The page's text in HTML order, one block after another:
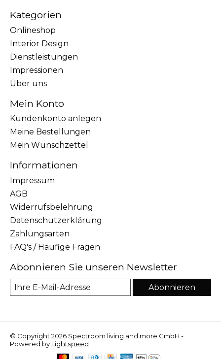
Kategorien
Onlineshop
Interior Design
Dienstleistungen
Impressionen
Über uns
Mein Konto
Kundenkonto anlegen
Meine Bestellungen
Mein Wunschzettel
Informationen
Impressum
AGB
Widerrufsbelehrung
Datenschutzerklärung
Zahlungsarten
FAQ's / Häufige Fragen
Abonnieren Sie unseren Newsletter
Abonnieren
© Copyright 2026 Spectroom living and more GmbH -
Powered by Lightspeed